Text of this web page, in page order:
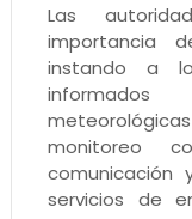
Las
importancia
instando a
monitoreo
comunicación
servicios de